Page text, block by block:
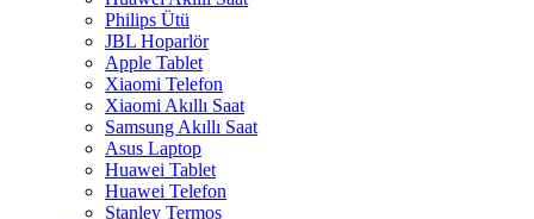
Philips Ütü
JBL Hoparlör
Apple Tablet
Xiaomi Telefon
Xiaomi Akıllı Saat
Samsung Akıllı Saat
Asus Laptop
Huawei Tablet
Huawei Telefon
Stanley Termos